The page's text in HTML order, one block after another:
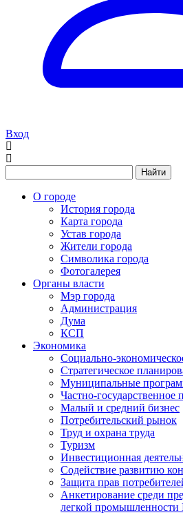
Вход
Найти
О городе
История города
Карта города
Устав города
Жители города
Символика города
Фотогалерея
Органы власти
Мэр города
Администрация
Дума
КСП
Экономика
Социально-
Стратегическое
Муниципальные
Частно-государственное
Малый и средний бизнес
Потребительский рынок
Труд и охрана труда
Туризм
Инвестиционная
Содействие развитию
Защита прав
Анкетирование среди
легкой промышленности